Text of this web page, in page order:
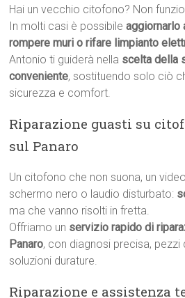
Hai un vecchio citofono? Non
In molti casi è possibileaggiornarlo
rompere muri o rifare limpianto
Antonio ti guiderà nella scelta della
conveniente, sostituendo solo ciò
sicurezza e comfort.
Riparazione guasti su
sul Panaro
Un citofono che non suona, un
schermo nero o laudio disturbato:
ma che vanno risolti in fretta.
Offriamo un servizio rapido di
Panaro, con diagnosi precisa, pezzi
soluzioni durature.
Riparazione e assistenza